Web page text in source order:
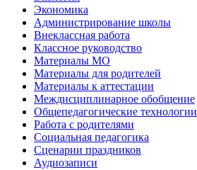
Экономика
Администрирование школы
Внеклассная работа
Классное руководство
Материалы МО
Материалы для родителей
Материалы к аттестации
Междисциплинарное обобщение
Общепедагогические технологии
Работа с родителями
Социальная педагогика
Сценарии праздников
Аудиозаписи